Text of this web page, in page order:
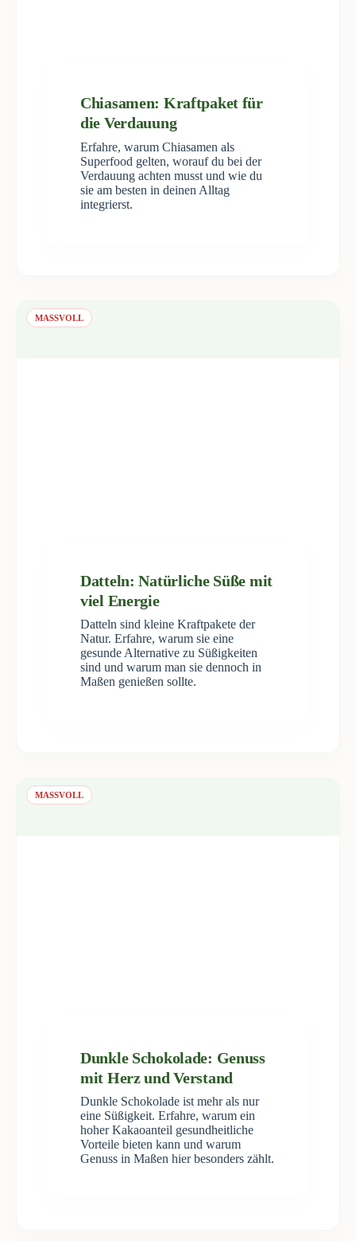
Chiasamen: Kraftpaket für
die Verdauung
Erfahre, warum Chiasamen als
Superfood gelten, worauf du bei der
Verdauung achten musst und wie du
sie am besten in deinen Alltag
integrierst.
MASSVOLL
Datteln: Natürliche Süße mit
viel Energie
Datteln sind kleine Kraftpakete der
Natur. Erfahre, warum sie eine
gesunde Alternative zu Süßigkeiten
sind und warum man sie dennoch in
Maßen genießen sollte.
MASSVOLL
Dunkle Schokolade: Genuss
mit Herz und Verstand
Dunkle Schokolade ist mehr als nur
eine Süßigkeit. Erfahre, warum ein
hoher Kakaoanteil gesundheitliche
Vorteile bieten kann und warum
Genuss in Maßen hier besonders zählt.